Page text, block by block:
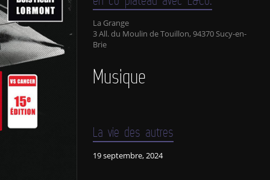
La Grange
3 All. du Moulin de Touillon, 94370 Sucy-en-
Brie
Musique
La vie des autres
19 septembre, 2024